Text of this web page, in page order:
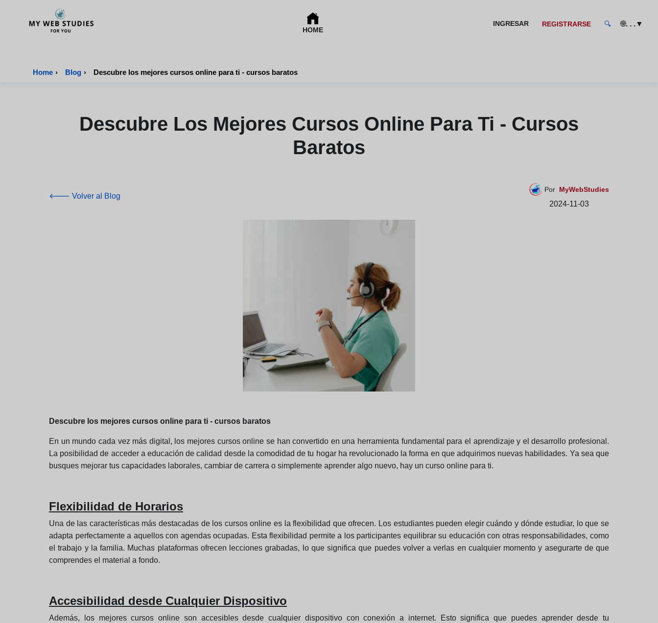
HOME
INGRESAR REGISTRARSE 🔍 🌐. . .▼
Home › Blog › Descubre los mejores cursos online para ti - cursos baratos
Descubre Los Mejores Cursos Online Para Ti - Cursos
Baratos
🡐 Volver al Blog
Por MyWebStudies
2024-11-03
Descubre los mejores cursos online para ti - cursos baratos
En un mundo cada vez más digital, los mejores cursos online se han convertido en una herramienta fundamental para el aprendizaje y el desarrollo profesional.
La posibilidad de acceder a educación de calidad desde la comodidad de tu hogar ha revolucionado la forma en que adquirimos nuevas habilidades. Ya sea que
busques mejorar tus capacidades laborales, cambiar de carrera o simplemente aprender algo nuevo, hay un curso online para ti.
Flexibilidad de Horarios
Una de las características más destacadas de los cursos online es la flexibilidad que ofrecen. Los estudiantes pueden elegir cuándo y dónde estudiar, lo que se
adapta perfectamente a aquellos con agendas ocupadas. Esta flexibilidad permite a los participantes equilibrar su educación con otras responsabilidades, como
el trabajo y la familia. Muchas plataformas ofrecen lecciones grabadas, lo que significa que puedes volver a verlas en cualquier momento y asegurarte de que
comprendes el material a fondo.
Accesibilidad desde Cualquier Dispositivo
Además, los mejores cursos online son accesibles desde cualquier dispositivo con conexión a internet. Esto significa que puedes aprender desde tu